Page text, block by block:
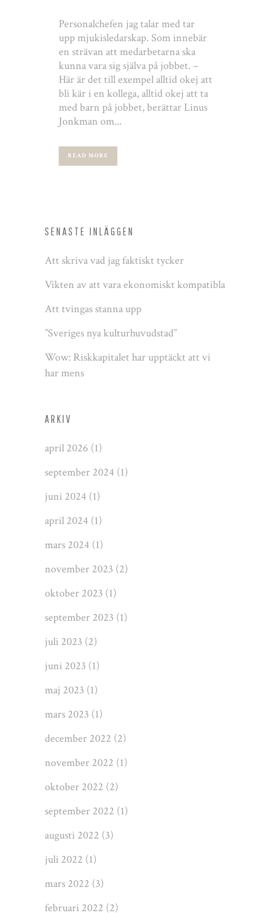
Personalchefen jag talar med tar
upp mjukisledarskap. Som innebär
en strävan att medarbetarna ska
kunna vara sig själva på jobbet. –
Här är det till exempel alltid okej att
bli kär i en kollega, alltid okej att ta
med barn på jobbet, berättar Linus
Jonkman om...
READ MORE
SENASTE INLÄGGEN
Att skriva vad jag faktiskt tycker
Vikten av att vara ekonomiskt kompatibla
Att tvingas stanna upp
”Sveriges nya kulturhuvudstad”
Wow: Riskkapitalet har upptäckt att vi
har mens
ARKIV
april 2026 (1)
september 2024 (1)
juni 2024 (1)
april 2024 (1)
mars 2024 (1)
november 2023 (2)
oktober 2023 (1)
september 2023 (1)
juli 2023 (2)
juni 2023 (1)
maj 2023 (1)
mars 2023 (1)
december 2022 (2)
november 2022 (1)
oktober 2022 (2)
september 2022 (1)
augusti 2022 (3)
juli 2022 (1)
mars 2022 (3)
februari 2022 (2)